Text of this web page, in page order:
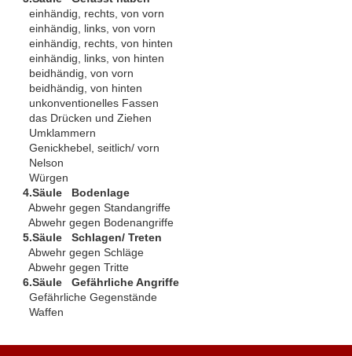
einhändig, rechts, von vorn
einhändig, links, von vorn
einhändig, rechts, von hinten
einhändig, links, von hinten
beidhändig, von vorn
beidhändig, von hinten
unkonventionelles Fassen
das Drücken und Ziehen
Umklammern
Genickhebel, seitlich/ vorn
Nelson
Würgen
4.Säule Bodenlage
Abwehr gegen Standangriffe
Abwehr gegen Bodenangriffe
5.Säule Schlagen/ Treten
Abwehr gegen Schläge
Abwehr gegen Tritte
6.Säule Gefährliche Angriffe
Gefährliche Gegenstände
Waffen